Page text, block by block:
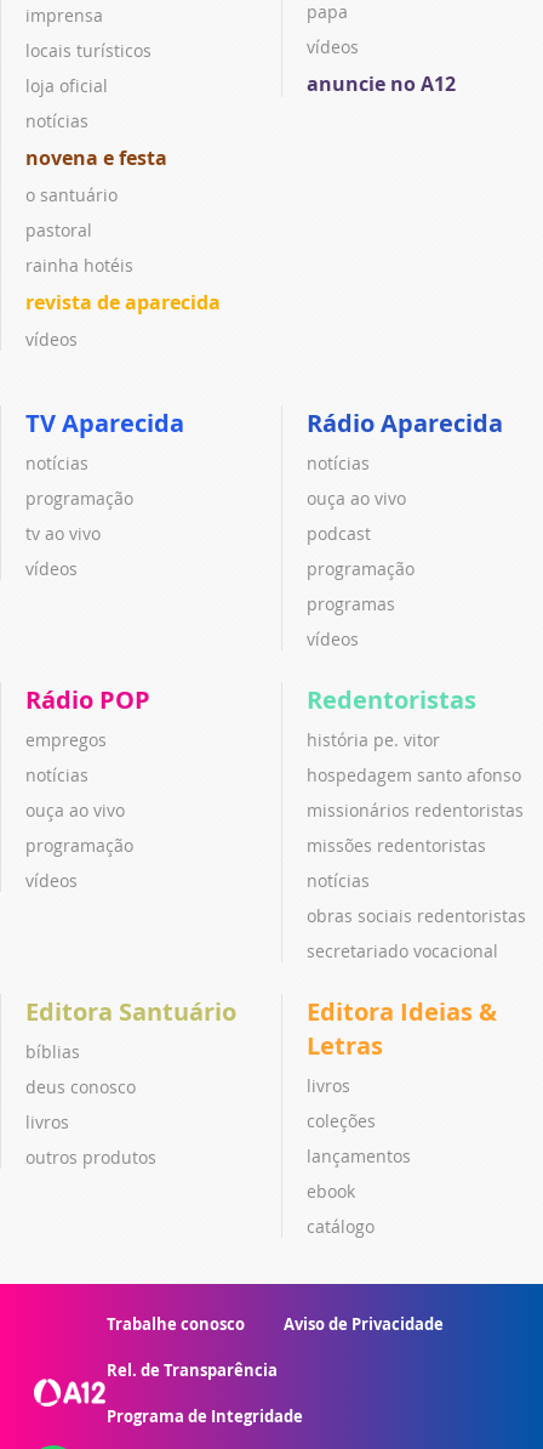
imprensa
locais turísticos
loja oficial
notícias
novena e festa
o santuário
pastoral
rainha hotéis
revista de aparecida
vídeos
papa
vídeos
anuncie no A12
TV Aparecida
notícias
programação
tv ao vivo
vídeos
Rádio Aparecida
notícias
ouça ao vivo
podcast
programação
programas
vídeos
Rádio POP
empregos
notícias
ouça ao vivo
programação
vídeos
Redentoristas
história pe. vitor
hospedagem santo afonso
missionários redentoristas
missões redentoristas
notícias
obras sociais redentoristas
secretariado vocacional
Editora Santuário
bíblias
deus conosco
livros
outros produtos
Editora Ideias &
Letras
livros
coleções
lançamentos
ebook
catálogo
Trabalhe conosco Aviso de Privacidade
Rel. de Transparência
Programa de Integridade